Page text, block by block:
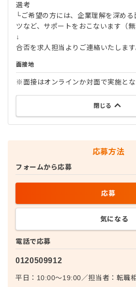
選考
└ご希望の方には、企業理解を深める
ツなど、サポートをおこないます（無
↓
合否を求人担当よりご連絡いたします
面接地
※面接はオンラインか対面で実施と
閉じる
応募方法
電話で応募
0120509912
平日：10:00〜19:00／担当者： 転職
フォームから応募
応募
気になる